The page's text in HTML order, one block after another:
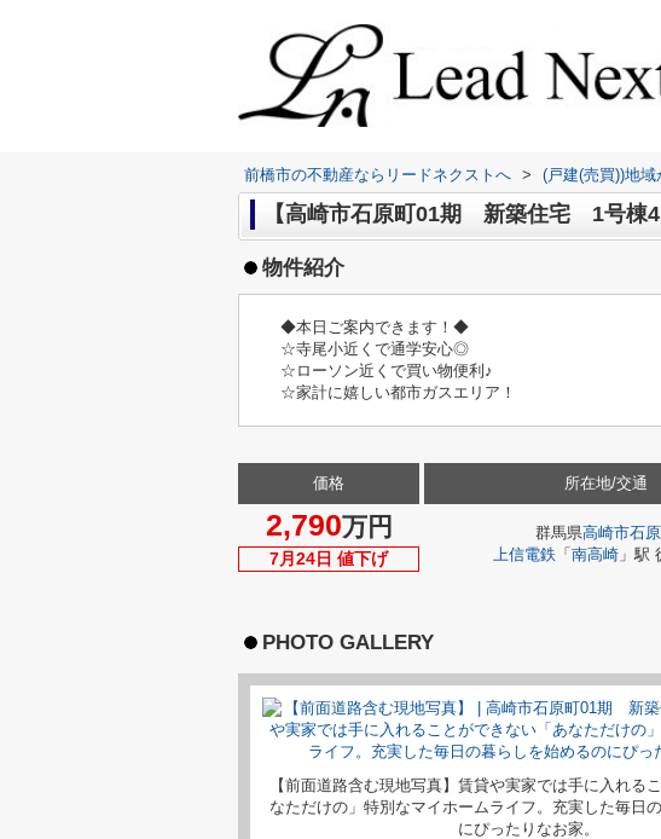
前橋市の不動産ならリードネクストへ > (戸建(売買))地域
【高崎市石原町01期 新築住宅 1号棟
物件紹介
◆本日ご案内できます！◆
☆寺尾小近くで通学安心◎
☆ローソン近くで買い物便利♪
☆家計に嬉しい都市ガスエリア！
価格
2,790万円
7月24日 値下げ
所在地/交通
群馬県高崎市石
上信電鉄「 南高崎」駅
PHOTO GALLERY
【前面道路含む現地写真】賃貸や実家では手に入れる
なただけの」特別なマイホームライフ。充実した毎日
にぴったりなお家。